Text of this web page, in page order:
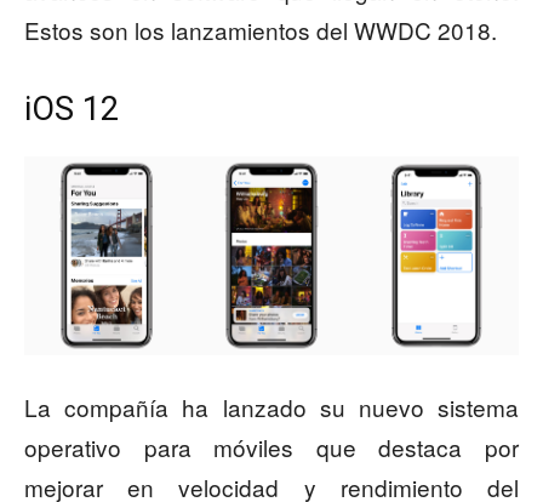
Estos son los lanzamientos del WWDC 2018.
iOS 12
La compañía ha lanzado su nuevo sistema
operativo para móviles que destaca por
mejorar en velocidad y rendimiento del